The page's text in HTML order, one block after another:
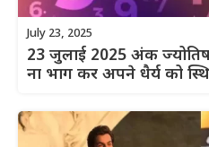
July 23, 2025
23 जुलाई 2025 अंक
ना भाग कर अपने धैर्य को